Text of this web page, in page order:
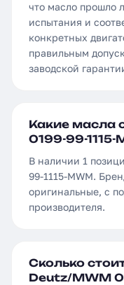
что масло прошло
испытания и
конкретных
правильным
заводской
Какие масла
0199-99-1115-
В наличии 1
99-1115-MWM.
оригинальные, с
производителя.
Сколько
Deutz/MWM